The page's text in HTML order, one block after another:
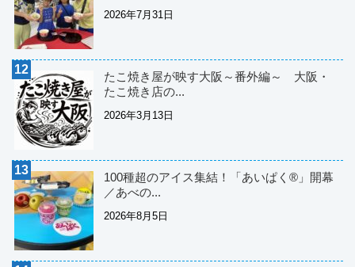
2026年7月31日
たこ焼き屋が映す大阪～番外編～ 大阪・
たこ焼き店の...
2026年3月13日
100種超のアイス集結！「あいぱく®」開幕
／あべの...
2026年8月5日